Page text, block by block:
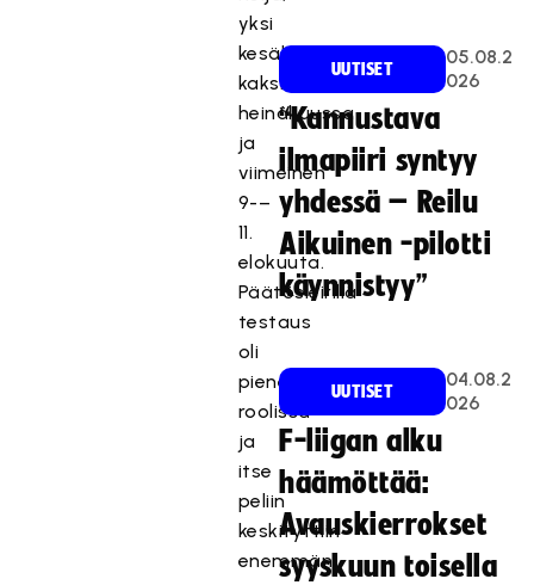
yksi
kesäkuussa,
kaksi
heinäkuussa
ja
viimeinen
9-–
11.
elokuuta.
Päätösleirillä
testaus
oli
pienemmässä
roolissa
ja
itse
peliin
keskityttiin
enemmän.
UUTISET
05.08.2
026
“Kannustava
ilmapiiri syntyy
yhdessä – Reilu
Aikuinen -pilotti
käynnistyy”
UUTISET
04.08.2
026
F-liigan alku
häämöttää:
Avauskierrokset
syyskuun toisella